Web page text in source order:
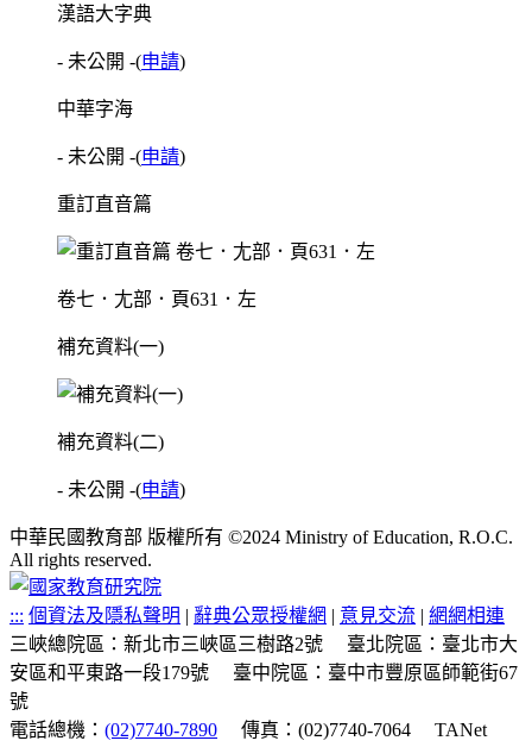
漢語大字典
- 未公開 -(申請)
中華字海
- 未公開 -(申請)
重訂直音篇
卷七．尢部．頁631．左
補充資料(一)
補充資料(二)
- 未公開 -(申請)
中華民國教育部 版權所有 ©2024 Ministry of Education, R.O.C.
All rights reserved.
::: 個資法及隱私聲明 | 辭典公眾授權網 | 意見交流 | 網網相連
三峽總院區：新北市三峽區三樹路2號
臺北院區：臺北市大
安區和平東路一段179號
臺中院區：臺中市豐原區師範街67
號
電話總機： (02)7740-7890 傳真：(02)7740-7064
TANet